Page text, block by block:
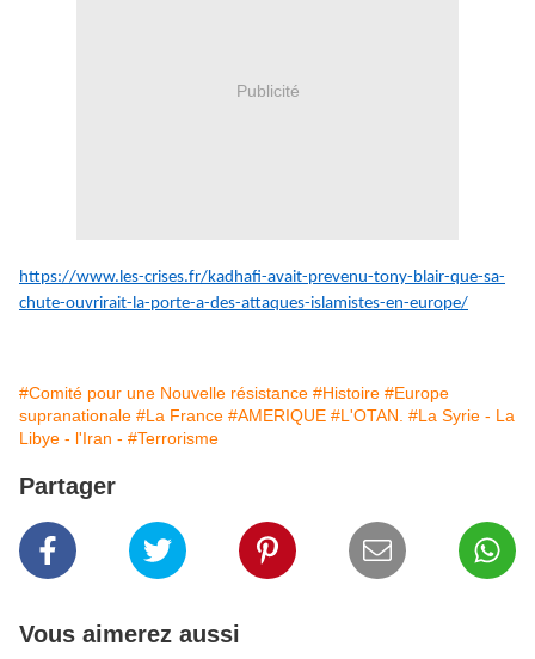
Publicité
https://www.les-crises.fr/kadhafi-avait-prevenu-tony-blair-que-sa-
chute-ouvrirait-la-porte-a-des-attaques-islamistes-en-europe/
#Comité pour une Nouvelle résistance #Histoire #Europe
supranationale #La France #AMERIQUE #L'OTAN. #La Syrie - La
Libye - l'Iran - #Terrorisme
Partager
Vous aimerez aussi